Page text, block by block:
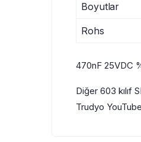
Boyutlar
Rohs
470nF 25VDC
Diğer 603 kılıf
Trudyo